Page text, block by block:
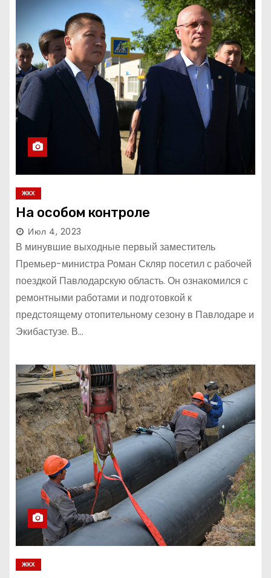
ЖКХ
На особом контроле
Июл 4, 2023
В минувшие выходные первый заместитель
Премьер-министра Роман Скляр посетил с рабочей
поездкой Павлодарскую область. Он ознакомился с
ремонтными работами и подготовкой к
предстоящему отопительному сезону в Павлодаре и
Экибастузе. В…
ЖКХ